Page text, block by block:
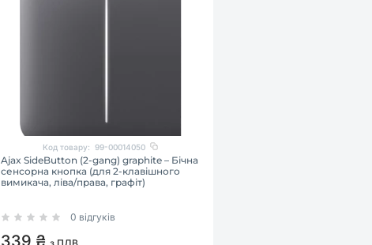
Код товару: 99-00014050
Ajax SideButton (2-gang) graphite – Бічна
сенсорна кнопка (для 2-клавішного
вимикача, ліва/права, графіт)
0 відгуків
339 ₴